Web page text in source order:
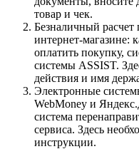
товар и чек.
Безналичный
интернет-магазине:
оплатить покупку,
системы ASSIST.
действия и имя
Электронные
WebMoney и
система
сервиса. Здесь
инструкции.